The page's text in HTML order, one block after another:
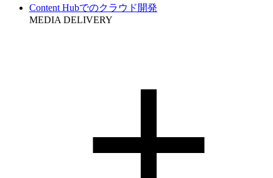
Content Hubでのクラウド開発
MEDIA DELIVERY